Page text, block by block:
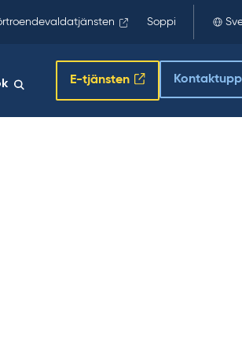
Soppi
E-tjänsten